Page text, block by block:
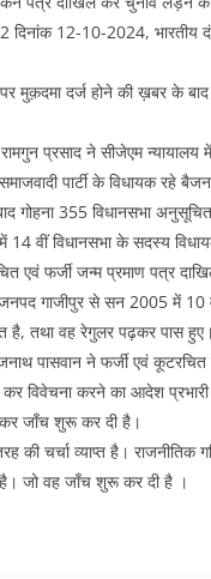
दिनांक 12-10-2024,
मुक़दमा दर्ज होने की ख़बर के
प्रसाद ने सीजेएम
पार्टी के विधायक रहे
गोहना 355 विधानसभा
वीं विधानसभा के सदस्य
एवं फर्जी जन्म प्रमाण पत्र
गाजीपुर से सन 2005 में 10
वह रेगुलर पढ़कर पास हुए।
पासवान ने फर्जी एवं कूटरचित
करने का आदेश प्रभारी
जाँच शुरू कर दी है।
की चर्चा व्याप्त है।
जो वह जाँच शुरू कर दी है ।